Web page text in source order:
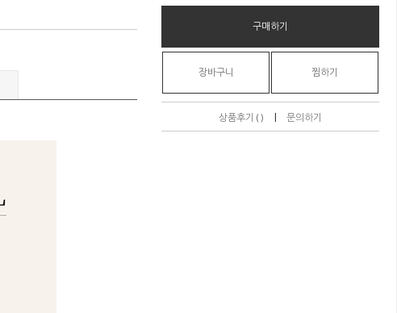
구매하기
장바구니 찜하기
상품후기 ( ) | 문의하기